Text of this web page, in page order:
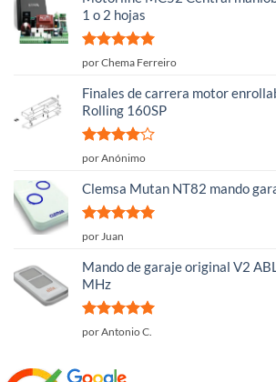
1 o 2 hojas
Valorado
por Chema Ferreiro
Finales de carrera motor
Rolling 160SP
Valorado
5
por Anónimo
Clemsa Mutan NT82 mando
Valorado
por Juan
Mando de garaje original V2
MHz
Valorado
por Antonio C.